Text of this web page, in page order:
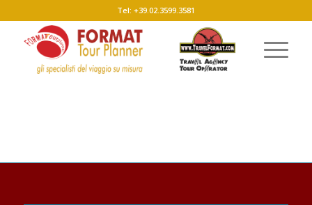
Tel: +39.02.3599.3581